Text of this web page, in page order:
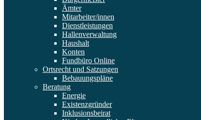
Ämter
Mitarbeiter/innen
Dienstleistungen
Hallenverwaltung
Haushalt
Konten
Fundbüro Online
Ortsrecht und Satzungen
Bebauungspläne
Beratung
Energie
Existenzgründer
Inklusionsbeirat